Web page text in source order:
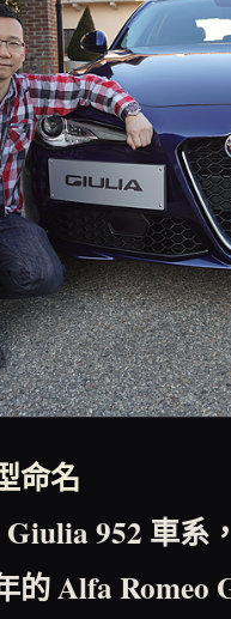
命名
952 車系
的Alfa Romeo